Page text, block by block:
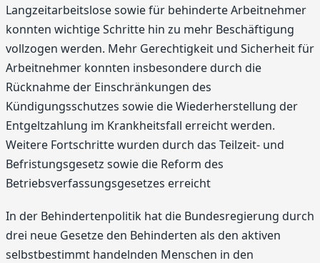
Langzeitarbeitslose sowie für behinderte Arbeitnehmer
konnten wichtige Schritte hin zu mehr Beschäftigung
vollzogen werden. Mehr Gerechtigkeit und Sicherheit für
Arbeitnehmer konnten insbesondere durch die
Rücknahme der Einschränkungen des
Kündigungsschutzes sowie die Wiederherstellung der
Entgeltzahlung im Krankheitsfall erreicht werden.
Weitere Fortschritte wurden durch das Teilzeit- und
Befristungsgesetz sowie die Reform des
Betriebsverfassungsgesetzes erreicht
In der Behindertenpolitik hat die Bundesregierung durch
drei neue Gesetze den Behinderten als den aktiven
selbstbestimmt handelnden Menschen in den